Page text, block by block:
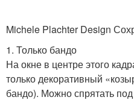
Michele Plachter Design
1. Только бандо
На окне в центре этого
только декоративный
бандо). Можно спрятать